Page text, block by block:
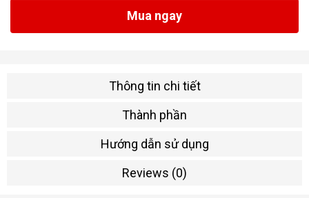
Mua ngay
Thông tin chi tiết
Thành phần
Hướng dẫn sử dụng
Reviews (0)